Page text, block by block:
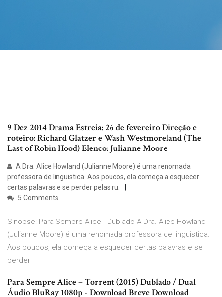
9 Dez 2014 Drama Estreia: 26 de fevereiro Direção e
roteiro: Richard Glatzer e Wash Westmoreland (The
Last of Robin Hood) Elenco: Julianne Moore
A Dra. Alice Howland (Julianne Moore) é uma renomada
professora de linguistica. Aos poucos, ela começa a esquecer
certas palavras e se perder pelas ru.
5 Comments
Sinopse: Para Sempre Alice - Dublado A Dra. Alice Howland
(Julianne Moore) é uma renomada professora de linguistica.
Aos poucos, ela começa a esquecer certas palavras e se
perder
Para Sempre Alice – Torrent (2015) Dublado / Dual
Áudio BluRay 1080p - Download Breve Download